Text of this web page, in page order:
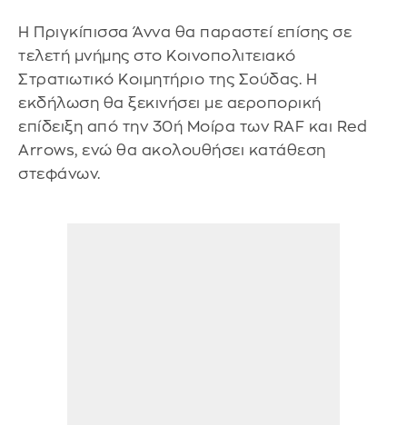
Η Πριγκίπισσα Άννα θα παραστεί επίσης σε
τελετή μνήμης στο Κοινοπολιτειακό
Στρατιωτικό Κοιμητήριο της Σούδας. Η
εκδήλωση θα ξεκινήσει με αεροπορική
επίδειξη από την 30ή Μοίρα των RAF και Red
Arrows, ενώ θα ακολουθήσει κατάθεση
στεφάνων.